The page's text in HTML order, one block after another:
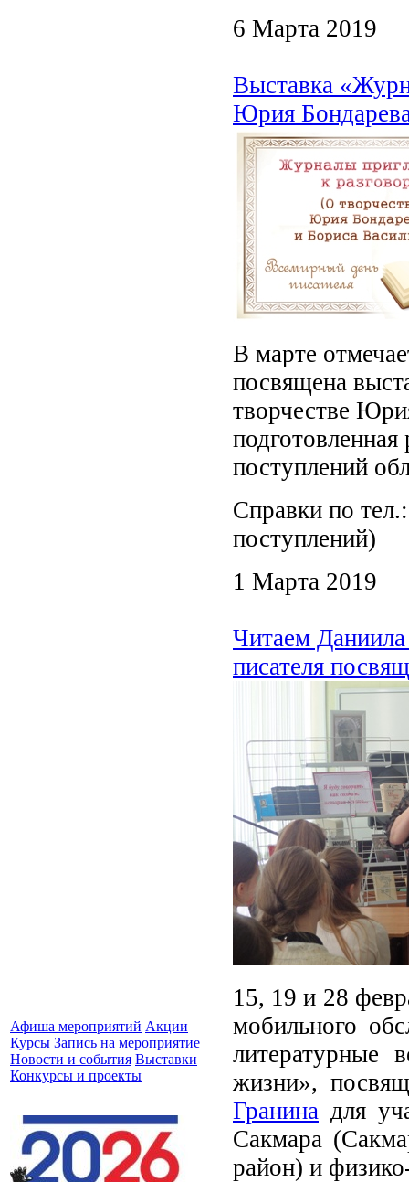
Афиша мероприятий Акции
Курсы Запись на мероприятие
Новости и события Выставки
Конкурсы и проекты
6 Марта 2019
Выставка
Юрия
В марте
посвящена
творчестве
поступлений
Справки по
поступлений)
1 Марта 2019
Читаем
писателя
15, 19 и 28
мобильного
литературные
жизни»,
Гранина для
Сакмара
район) и